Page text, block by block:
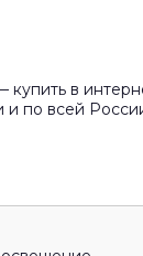
купить в
и по всей